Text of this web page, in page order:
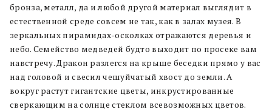
бронза, металл, да и любой другой материал выглядит в
естественной среде совсем не так, как в залах музея. В
зеркальных пирамидах-осколках отражаются деревья и
небо. Семейство медведей будто выходит по просеке вам
навстречу. Дракон разлегся на крыше беседки прямо у вас
над головой и свесил чешуйчатый хвост до земли. А
вокруг растут гигантские цветы, инкрустированные
сверкающим на солнце стеклом всевозможных цветов.